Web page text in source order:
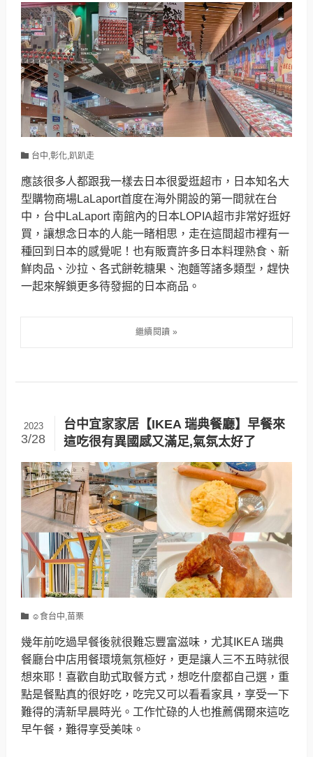
台中,彰化,趴趴走
應該很多人都跟我一樣去日本很愛逛超市，日本知名大
型購物商場LaLaport首度在海外開設的第一間就在台
中，台中LaLaport 南館內的日本LOPIA超市非常好逛好
買，讓想念日本的人能一睹相思，走在這間超市裡有一
種回到日本的感覺呢！也有販賣許多日本料理熟食、新
鮮肉品、沙拉、各式餅乾糖果、泡麵等諸多類型，趕快
一起來解鎖更多待發掘的日本商品。
台中宜家家居【IKEA 瑞典餐廳】早餐來
這吃很有異國感又滿足,氣氛太好了
2023
3/28
☺食台中,苗栗
幾年前吃過早餐後就很難忘豐富滋味，尤其IKEA 瑞典
餐廳台中店用餐環境氣氛極好，更是讓人三不五時就很
想來耶！喜歡自助式取餐方式，想吃什麼都自己選，重
點是餐點真的很好吃，吃完又可以看看家具，享受一下
難得的清新早晨時光。工作忙碌的人也推薦偶爾來這吃
早午餐，難得享受美味。